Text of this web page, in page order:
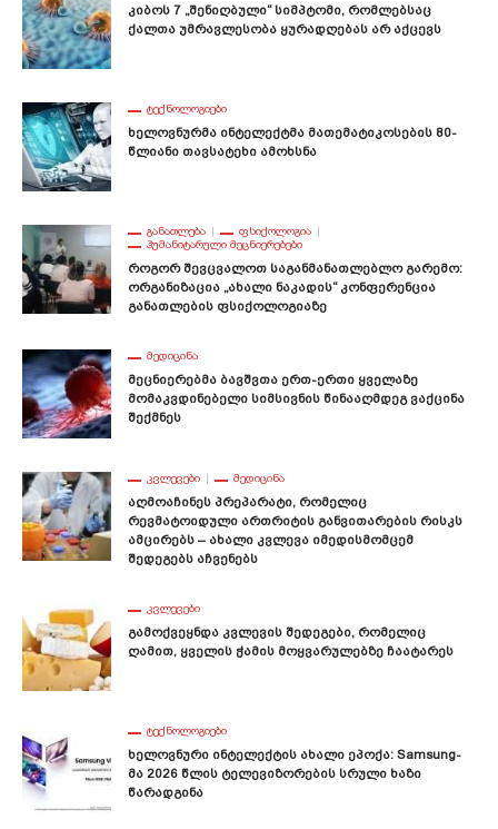
Კიბოს 7 „შენიღბული“ Სიმპტომი, Რომლებსაც
Ქალთა Უმრავლესობა Ყურადღებას Არ Აქცევს
ᲢᲔᲥᲜᲝᲚᲝᲒᲘᲔᲑᲘ
Ხელოვნურმა Ინტელექტმა Მათემატიკოსების 80-
Წლიანი Თავსატეხი Ამოხსნა
ᲒᲐᲜᲐᲗᲚᲔᲑᲐ
ᲤᲡᲘᲥᲝᲚᲝᲒᲘᲐ
ᲰᲣᲛᲐᲜᲘᲢᲐᲠᲣᲚᲘ ᲛᲔᲪᲜᲘᲔᲠᲔᲑᲔᲑᲘ
Როგორ Შევცვალოთ Საგანმანათლებლო Გარემო:
Ორგანიზაცია „ახალი Ნაკადის“ Კონფერენცია
Განათლების Ფსიქოლოგიაზე
ᲛᲔᲓᲘᲪᲘᲜᲐ
Მეცნიერებმა Ბავშვთა Ერთ-Ერთი Ყველაზე
Მომაკვდინებელი Სიმსივნის Წინააღმდეგ Ვაქცინა
Შექმნეს
ᲙᲕᲚᲔᲕᲔᲑᲘ ᲛᲔᲓᲘᲪᲘᲜᲐ
Აღმოაჩინეს Პრეპარატი, Რომელიც
Რევმატოიდული Ართრიტის Განვითარების Რისკს
Ამცირებს – Ახალი Კვლევა Იმედისმომცემ
Შედეგებს Აჩვენებს
ᲙᲕᲚᲔᲕᲔᲑᲘ
Გამოქვეყნდა Კვლევის Შედეგები, Რომელიც
Ღამით, Ყველის Ჭამის Მოყვარულებზე Ჩაატარეს
ᲢᲔᲥᲜᲝᲚᲝᲒᲘᲔᲑᲘ
Ხელოვნური Ინტელექტის Ახალი Ეპოქა: Samsung-
Მა 2026 Წლის Ტელევიზორების Სრული Ხაზი
Წარადგინა